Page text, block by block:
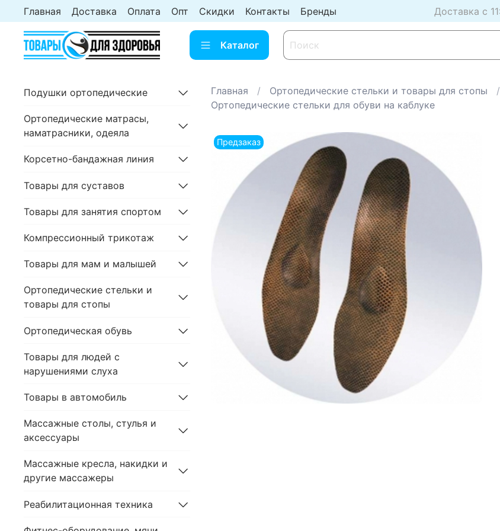
Главная Доставка Оплата Опт Скидки Контакты Бренды Доставка с
Каталог
Главная Ортопедические стельки и товары для стопы
Ортопедические стельки для обуви на каблуке
Предзаказ
Подушки ортопедические
Ортопедические матрасы,
наматрасники, одеяла
Корсетно-бандажная линия
Товары для суставов
Товары для занятия спортом
Компрессионный трикотаж
Товары для мам и малышей
Ортопедические стельки и
товары для стопы
Ортопедическая обувь
Товары для людей с
нарушениями слуха
Товары в автомобиль
Массажные столы, стулья и
аксессуары
Массажные кресла, накидки и
другие массажеры
Реабилитационная техника